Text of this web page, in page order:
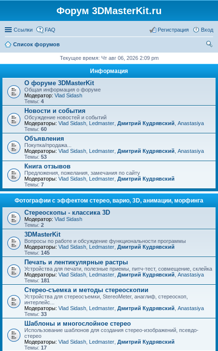
Форум 3DMasterKit.ru
Ссылки FAQ Вход
Регистрация
Список форумов
Текущее время: Чт авг 06, 2026 2:09 pm
Информация
О форуме 3DMasterKit
Общая информация о форуме
Модератор: Vlad Sidash
Темы: 4
Новости и события
Обсуждение новостей и событий
Модераторы: Vlad Sidash Ledmaster Дмитрий Кудрявский Anastasiya
Темы: 60
Объявления
Покупка/продажа...
Модераторы: Vlad Sidash Ledmaster Дмитрий Кудрявский Anastasiya
Темы: 53
Книга отзывов
Предложения, пожелания, замечания по сайту
Модераторы: Vlad Sidash Ledmaster Дмитрий Кудрявский
Темы: 7
Фотографии с эффектом стерео, варио, 3D, анимации, морфинга
Стереоскопы - классика 3D
Модератор: Vlad Sidash
Темы: 2
3DMasterKit
Вопросы по работе и обсуждение функциональности программы
Модераторы: Vlad Sidash Ledmaster Дмитрий Кудрявский
Темы: 145
Печать и лентикулярные растры
Устройства для печати, полезные приемы, питч-тест, совмещение, склейка
Модераторы: Vlad Sidash Ledmaster Дмитрий Кудрявский Anastasiya
Темы: 181
Стерео-съемка и методы стереоскопии
Устройства для стереосъемки, StereoMeter, анаглиф, стереоскоп,
интерлейс...
Модераторы: Vlad Sidash Ledmaster Дмитрий Кудрявский Anastasiya
Темы: 33
Шаблоны и многослойное стерео
Использование шаблонов для создания стерео-изображений, псевдо-
стерео
Модераторы: Vlad Sidash Ledmaster Дмитрий Кудрявский
Темы: 17